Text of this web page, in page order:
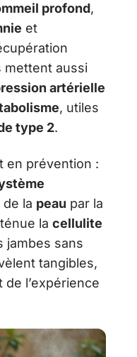
profond,
et
mettent aussi
artérielle
, utiles
type 2.
en prévention :
de la peau par la
la cellulite
jambes sans
tangibles,
l’expérience